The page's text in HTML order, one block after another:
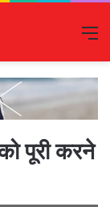
पूरी करने